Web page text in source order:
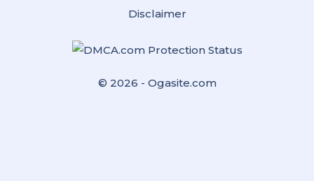
Disclaimer
© 2026 - Ogasite.com